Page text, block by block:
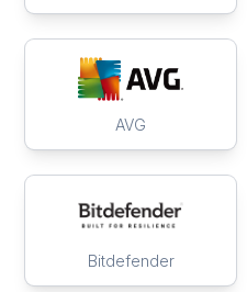
AVG
Bitdefender